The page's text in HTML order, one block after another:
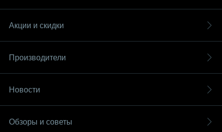
Акции и скидки
Производители
Новости
Обзоры и советы